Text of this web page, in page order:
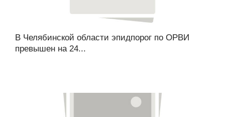
В Челябинской области эпидпорог по ОРВИ
превышен на 24...